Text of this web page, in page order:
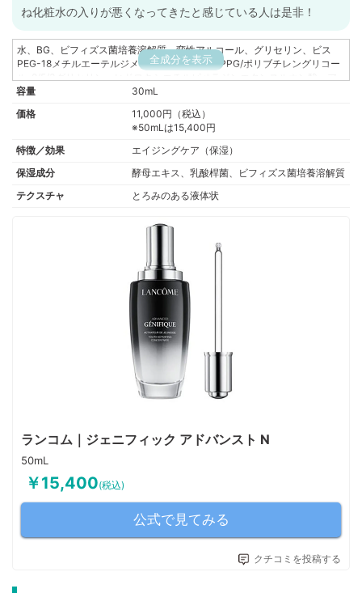
ね化粧水の入りが悪くなってきたと感じている人は是非！
全成分を表示
水、BG、ビフィズス菌培養溶解質、変性アルコール、グリセリン、ビス
PEG-18メチルエーテルジメチルシラン、PEG/PPG/ポリブチレングリコー
ル-8/5/3グリセリン、ヒドロキシエチルピペラジンエタンスルホン酸、ア
スコルビルグルコシド、乳酸桿菌、トコフェロール、安息香酸Na、フェノ
ポリムニアソンチホリア根汁、マルトデキストリン、サリチロイルフィト
スフィンゴシン、ポリアクリロイルジメチルタウリンアンモニウム、リモ
ネン、マンノース、ペンチレングリコール、リナロール、α-グルカンオリ
水酸化K、シトロネロール、香料
容量
30mL
価格
11,000円（税込）
※50mLは15,400円
特徴／効果
エイジングケア（保湿）
保湿成分
酵母エキス、乳酸桿菌、ビフィズス菌培養溶解質
テクスチャ
とろみのある液体状
ランコム｜ジェニフィック アドバンスト N
50mL
￥15,400(税込)
公式で見てみる
クチコミを投稿する